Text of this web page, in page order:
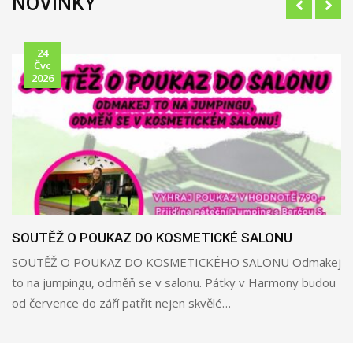
24
Čvc
2026
SOUTĚŽ O POUKAZ DO KOSMETICKÉ SALONU
SOUTĚŽ O POUKAZ DO KOSMETICKÉHO SALONU Odmakej
to na jumpingu, odměň se v salonu. Pátky v Harmony budou
od července do září patřit nejen skvělé…